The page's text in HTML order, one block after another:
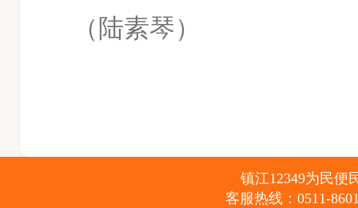
（陆素琴）
镇江12349为民便
客服热线：0511-